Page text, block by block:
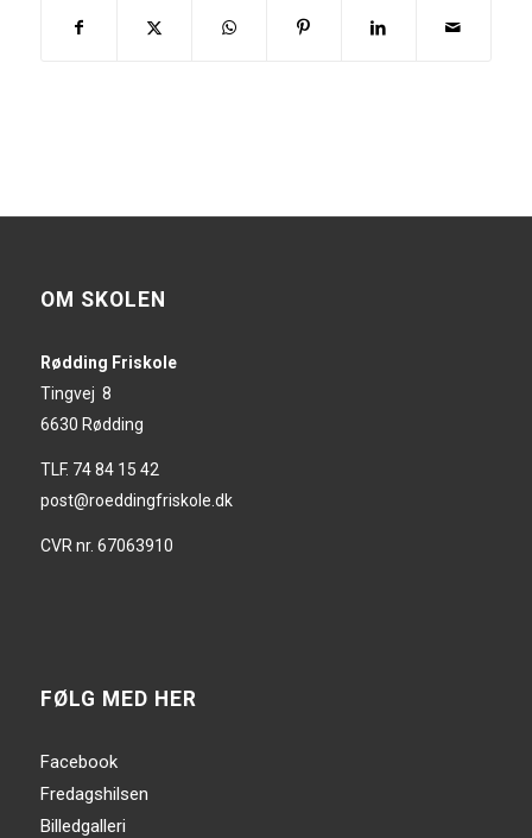
OM SKOLEN
Rødding Friskole
Tingvej 8
6630 Rødding
TLF. 74 84 15 42
post@roeddingfriskole.dk
CVR nr. 67063910
FØLG MED HER
Facebook
Fredagshilsen
Billedgalleri